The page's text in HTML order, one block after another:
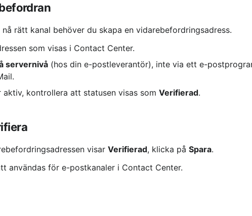
rätt kanal behöver du skapa en vidarebefordringsadress.
som visas i Contact Center.
servernivå (hos din e-postleverantör), inte via ett e-
kontrollera att statusen visas som Verifierad.
visar Verifierad, klicka på Spara.
användas för e-postkanaler i Contact Center.